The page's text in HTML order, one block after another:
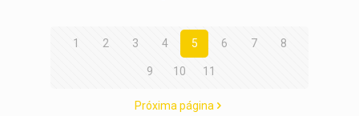
1 2 3 4 5 6 7 8
9 10 11
Próxima página